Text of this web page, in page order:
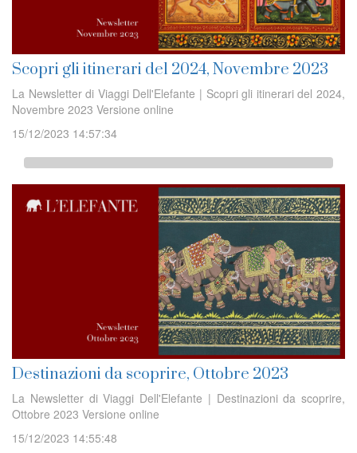
Scopri gli itinerari del 2024, Novembre 2023
La Newsletter di Viaggi Dell'Elefante | Scopri gli itinerari del 2024,
Novembre 2023 Versione online
15/12/2023 14:57:34
Destinazioni da scoprire, Ottobre 2023
La Newsletter di Viaggi Dell'Elefante | Destinazioni da scoprire,
Ottobre 2023 Versione online
15/12/2023 14:55:48